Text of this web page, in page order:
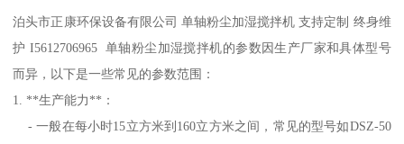
泊头市正康环保设备有限公司 单轴粉尘加湿搅拌机 支持定制 终身维
护 I5612706965 单轴粉尘加湿搅拌机的参数因生产厂家和具体型号
而异，以下是一些常见的参数范围：
1. **生产能力**：
- 一般在每小时15立方米到160立方米之间，常见的型号如DSZ-50